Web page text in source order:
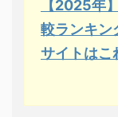
【2025年
較ランキン
サイトはこ